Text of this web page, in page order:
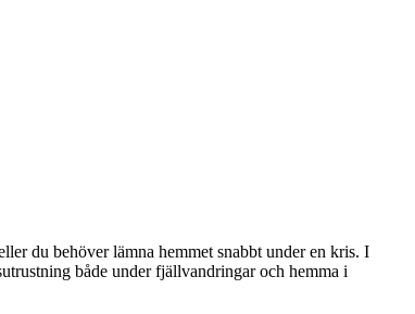
du behöver lämna hemmet snabbt under en kris. I
både under fjällvandringar och hemma i